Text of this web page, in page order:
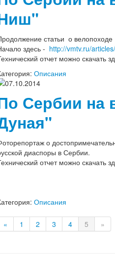
статьи о
здесь - http://vmtv.ru/
отчет можно скачать
Описания
07.10.2014
Сербии на
о
диаспоры в Сербии.
отчет можно скачать
Описания
« 1 2 3 4 5 »